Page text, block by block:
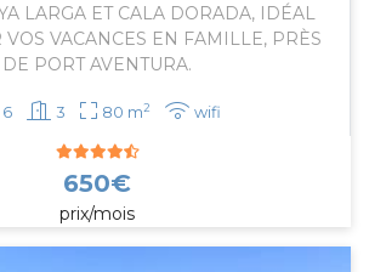
LARGA ET CALA DORADA, IDÉAL
VOS VACANCES EN FAMILLE, PRÈS
DE PORT AVENTURA.
6 3 80 m2 wifi
650€
prix/mois